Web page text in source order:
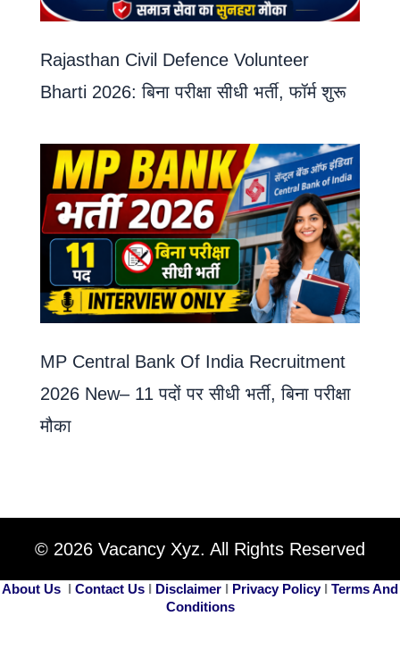
Rajasthan Civil Defence Volunteer
Bharti 2026: बिना परीक्षा सीधी भर्ती, फॉर्म शुरू
MP Central Bank Of India Recruitment
2026 New– 11 पदों पर सीधी भर्ती, बिना परीक्षा
मौका
© 2026 Vacancy Xyz. All Rights Reserved
About Us I Contact Us I Disclaimer I Privacy PolicyI Terms And
Conditions